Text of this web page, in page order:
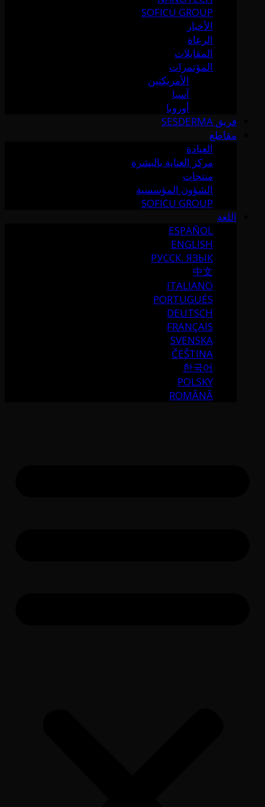
SOFICU GROUP
الأخبار
الرعاة
المقابلات
المؤتمرات
الأمريكتين
آسيا
أوروبا
فريق SESDERMA
مقاطع
العيادة
مركز العناية بالبشرة
منتجات
الشؤون المؤسسية
SOFICU GROUP
اللغة
ESPAÑOL
ENGLISH
РУССК. ЯЗЫК
中文
ITALIANO
PORTUGUÉS
DEUTSCH
FRANÇAIS
SVENSKA
ČEŠTINA
한국어
POLSKY
ROMÂNĂ